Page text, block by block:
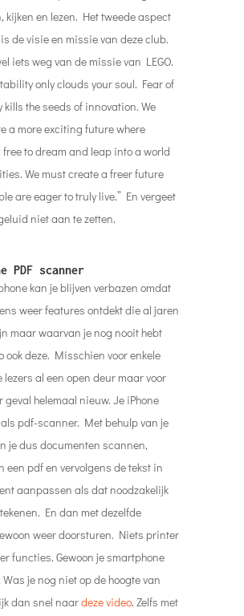
kijken en lezen. Het tweede aspect
de visie en missie van deze club.
iets weg van de missie van LEGO.
only clouds your soul. Fear of
the seeds of innovation. We
a more exciting future where
free to dream and leap into a world
We must create a freer future
are eager to truly live.” En vergeet
niet aan te zetten.
PDF scanner
kan je blijven verbazen omdat
weer features ontdekt die al jaren
maar waarvan je nog nooit hebt
ook deze. Misschien voor enkele
lezers al een open deur maar voor
geval helemaal nieuw. Je iPhone
pdf-scanner. Met behulp van je
je dus documenten scannen,
een pdf en vervolgens de tekst in
aanpassen als dat noodzakelijk
En dan met dezelfde
weer doorsturen. Niets printer
functies. Gewoon je smartphone
je nog niet op de hoogte van
dan snel naardeze video. Zelfs met